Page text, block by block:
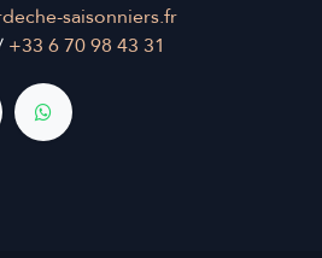
saisonniers.fr
+33 6 70 98 43 31